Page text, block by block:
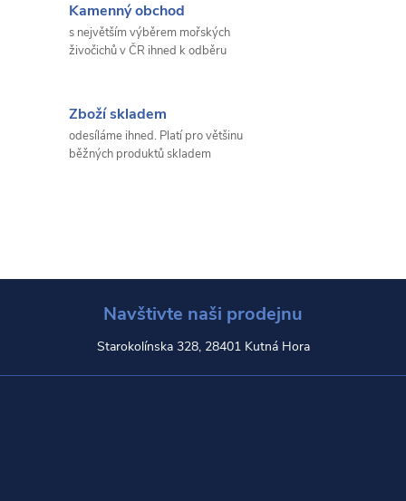
Kamenný obchod
s největším výběrem mořských
živočichů v ČR ihned k odběru
Zboží skladem
odesíláme ihned. Platí pro většinu
běžných produktů skladem
Navštivte naši prodejnu
Starokolínska 328, 28401 Kutná Hora